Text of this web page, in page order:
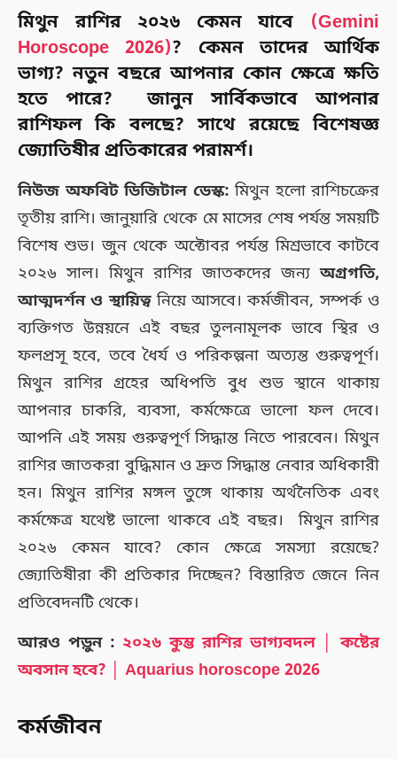
মিথুন রাশির ২০২৬ কেমন যাবে (Gemini
Horoscope 2026)? কেমন তাদের আর্থিক
ভাগ্য? নতুন বছরে আপনার কোন ক্ষেত্রে ক্ষতি
হতে পারে? জানুন সার্বিকভাবে আপনার
রাশিফল কি বলছে? সাথে রয়েছে বিশেষজ্ঞ
জ্যোতিষীর প্রতিকারের পরামর্শ।
নিউজ অফবিট ডিজিটাল ডেস্ক:মিথুন হলো রাশিচক্রের
তৃতীয় রাশি। জানুয়ারি থেকে মে মাসের শেষ পর্যন্ত সময়টি
বিশেষ শুভ। জুন থেকে অক্টোবর পর্যন্ত মিশ্রভাবে কাটবে
২০২৬ সাল। মিথুন রাশির জাতকদের জন্যঅগ্রগতি,
আত্মদর্শন ও স্থায়িত্বনিয়ে আসবে। কর্মজীবন, সম্পর্ক ও
ব্যক্তিগত উন্নয়নে এই বছর তুলনামূলক ভাবে স্থির ও
ফলপ্রসূ হবে, তবে ধৈর্য ও পরিকল্পনা অত্যন্ত গুরুত্বপূর্ণ।
মিথুন রাশির গ্রহের অধিপতি বুধ শুভ স্থানে থাকায়
আপনার চাকরি, ব্যবসা, কর্মক্ষেত্রে ভালো ফল দেবে।
আপনি এই সময় গুরুত্বপূর্ণ সিদ্ধান্ত নিতে পারবেন। মিথুন
রাশির জাতকরা বুদ্ধিমান ও দ্রুত সিদ্ধান্ত নেবার অধিকারী
হন। মিথুন রাশির মঙ্গল তুঙ্গে থাকায় অর্থনৈতিক এবং
কর্মক্ষেত্র যথেষ্ট ভালো থাকবে এই বছর। মিথুন রাশির
২০২৬ কেমন যাবে? কোন ক্ষেত্রে সমস্যা রয়েছে?
জ্যোতিষীরা কী প্রতিকার দিচ্ছেন? বিস্তারিত জেনে নিন
প্রতিবেদনটি থেকে।
আরও পড়ুন : ২০২৬ কুম্ভ রাশির ভাগ্যবদল │ কষ্টের
অবসান হবে? │ Aquarius horoscope 2026
কর্মজীবন